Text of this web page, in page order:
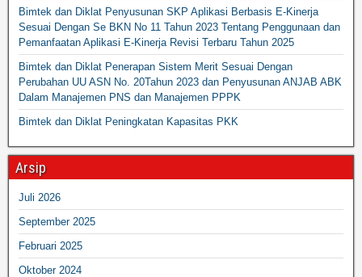
Bimtek dan Diklat Penyusunan SKP Aplikasi Berbasis E-Kinerja
Sesuai Dengan Se BKN No 11 Tahun 2023 Tentang Penggunaan dan
Pemanfaatan Aplikasi E-Kinerja Revisi Terbaru Tahun 2025
Bimtek dan Diklat Penerapan Sistem Merit Sesuai Dengan
Perubahan UU ASN No. 20Tahun 2023 dan Penyusunan ANJAB ABK
Dalam Manajemen PNS dan Manajemen PPPK
Bimtek dan Diklat Peningkatan Kapasitas PKK
Arsip
Juli 2026
September 2025
Februari 2025
Oktober 2024